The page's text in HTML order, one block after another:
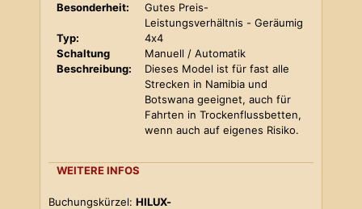
Besonderheit:
Gutes Preis-
Leistungsverhältnis - Geräumig
Typ:
4x4
Schaltung
Manuell / Automatik
Beschreibung:
Dieses Model ist für fast alle
Strecken in Namibia und
Botswana geeignet, auch für
Fahrten in Trockenflussbetten,
wenn auch auf eigenes Risiko.
WEITERE INFOS
Buchungskürzel: HILUX-